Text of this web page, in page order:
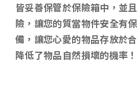
皆妥善保管於保險箱中，並
險，讓您的質當物件安全有
備，讓您心愛的物品存放於
降低了物品自然損壞的機率！